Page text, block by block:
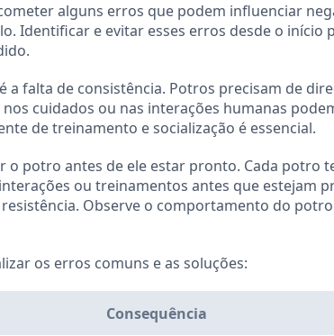
alguns erros que podem influenciar
Identificar e evitar esses erros desde o início
a falta de consistência. Potros precisam de
cuidados ou nas interações humanas
de treinamento e socialização é essencial.
o potro antes de ele estar pronto. Cada potro
ou treinamentos antes que estejam
Observe o comportamento do
os erros comuns e as soluções:
Consequência